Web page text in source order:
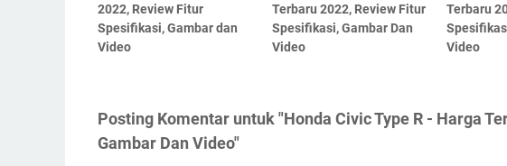
2022, Review Fitur
Spesifikasi, Gambar dan
Video
Terbaru 2022, Review Fitur
Spesifikasi, Gambar Dan
Video
Terbaru
Video
Posting Komentar untuk "Honda Civic Type R - Harga
Gambar Dan Video"